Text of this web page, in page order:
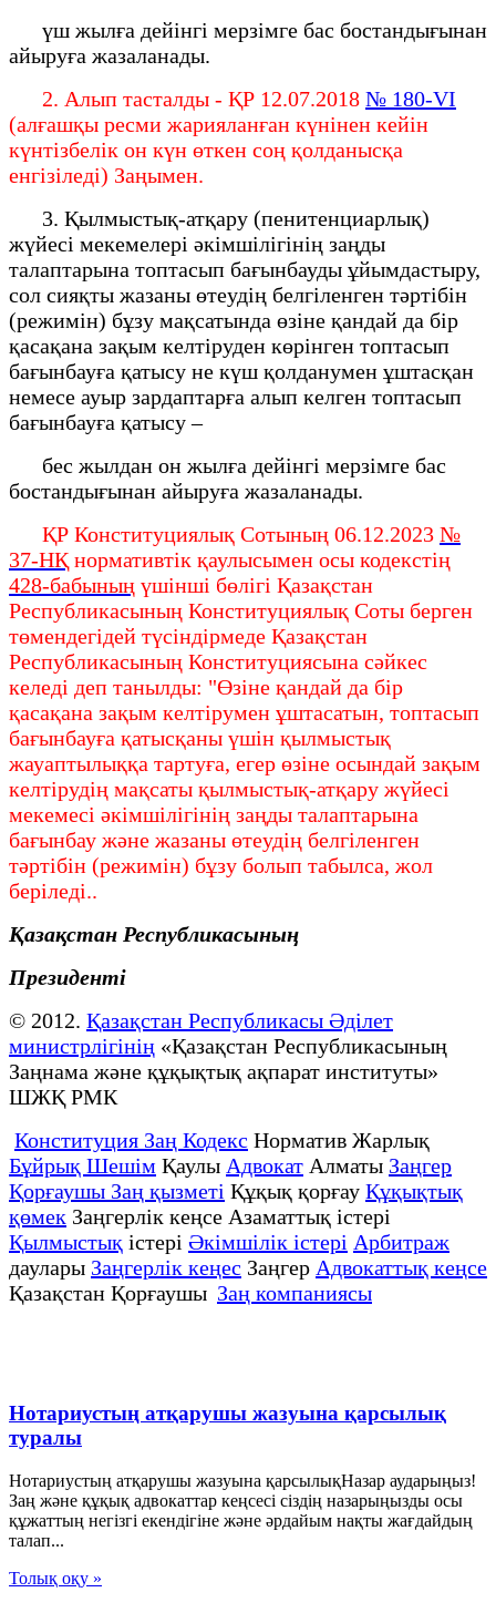
үш жылға дейінгі мерзімге бас бостандығынан
айыруға жазаланады.
2. Алып тасталды - ҚР 12.07.2018 № 180-VI
(алғашқы ресми жарияланған күнінен кейін
күнтізбелік он күн өткен соң қолданысқа
енгізіледі) Заңымен.
3. Қылмыстық-атқару (пенитенциарлық)
жүйесі мекемелері әкімшілігінің заңды
талаптарына топтасып бағынбауды ұйымдастыру,
сол сияқты жазаны өтеудің белгіленген тәртібін
(режимін) бұзу мақсатында өзіне қандай да бір
қасақана зақым келтіруден көрінген топтасып
бағынбауға қатысу не күш қолданумен ұштасқан
немесе ауыр зардаптарға алып келген топтасып
бағынбауға қатысу –
бес жылдан он жылға дейінгі мерзімге бас
бостандығынан айыруға жазаланады.
ҚР Конституциялық Сотының 06.12.2023 №
37-НҚ нормативтік қаулысымен осы кодекстің
428-бабының үшінші бөлігі Қазақстан
Республикасының Конституциялық Соты берген
төмендегідей түсіндірмеде Қазақстан
Республикасының Конституциясына сәйкес
келеді деп танылды: "Өзіне қандай да бір
қасақана зақым келтірумен ұштасатын, топтасып
бағынбауға қатысқаны үшін қылмыстық
жауаптылыққа тартуға, егер өзіне осындай зақым
келтірудің мақсаты қылмыстық-атқару жүйесі
мекемесі әкімшілігінің заңды талаптарына
бағынбау және жазаны өтеудің белгіленген
тәртібін (режимін) бұзу болып табылса, жол
беріледі..
Қазақстан Республикасының
Президенті
© 2012. Қазақстан Республикасы Әділет
министрлігінің «Қазақстан Республикасының
Заңнама және құқықтық ақпарат институты»
ШЖҚ РМК
Конституция Заң Кодекс Норматив Жарлық
Бұйрық Шешім Қаулы Адвокат Алматы Заңгер
Қорғаушы Заң қызметі Құқық қорғау Құқықтық
қөмек Заңгерлік кеңсе Азаматтық істері
Қылмыстық істері Әкімшілік істері Арбитраж
даулары Заңгерлік кеңес Заңгер Адвокаттық кеңсе
Қазақстан Қорғаушы Заң компаниясы
Нотариустың атқарушы жазуына қарсылық
туралы
Нотариустың атқарушы жазуына қарсылықНазар аударыңыз!
Заң және құқық адвокаттар кеңсесі сіздің назарыңызды осы
құжаттың негізгі екендігіне және әрдайым нақты жағдайдың
талап...
Толық оқу »